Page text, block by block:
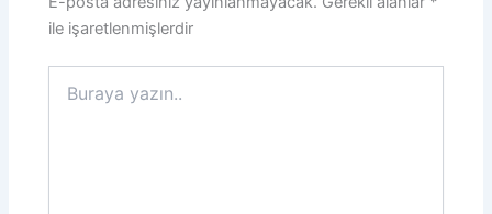
ile işaretlenmişlerdir
yazın..